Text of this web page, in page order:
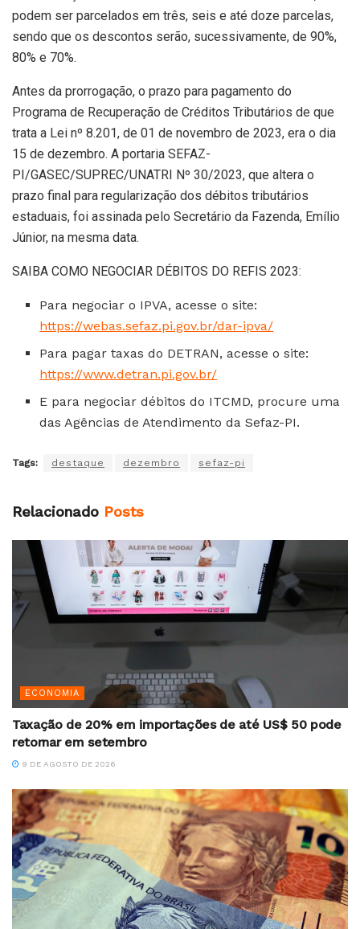
podem ser parcelados em três, seis e até doze parcelas,
sendo que os descontos serão, sucessivamente, de 90%,
80% e 70%.
Antes da prorrogação, o prazo para pagamento do
Programa de Recuperação de Créditos Tributários de que
trata a Lei nº 8.201, de 01 de novembro de 2023, era o dia
15 de dezembro. A portaria SEFAZ-
PI/GASEC/SUPREC/UNATRI Nº 30/2023, que altera o
prazo final para regularização dos débitos tributários
estaduais, foi assinada pelo Secretário da Fazenda, Emílio
Júnior, na mesma data.
SAIBA COMO NEGOCIAR DÉBITOS DO REFIS 2023:
Para negociar o IPVA, acesse o site:
https://webas.sefaz.pi.gov.br/dar-ipva/
Para pagar taxas do DETRAN, acesse o site:
https://www.detran.pi.gov.br/
E para negociar débitos do ITCMD, procure uma
das Agências de Atendimento da Sefaz-PI.
Tags: destaque dezembro sefaz-pi
Relacionado Posts
ECONOMIA
Taxação de 20% em importações de até US$ 50 pode
retornar em setembro
9 DE AGOSTO DE 2026